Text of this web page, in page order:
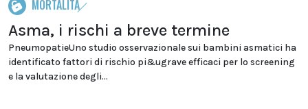
MORTALITÀ
Asma, i rischi a breve termine
PneumopatieUno studio osservazionale sui bambini asmatici ha
identificato fattori di rischio pi&ugrave efficaci per lo screening
e la valutazione degli...